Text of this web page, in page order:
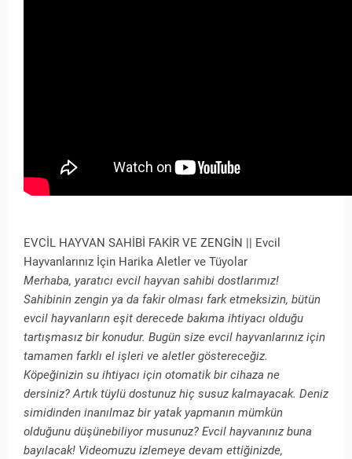
EVCİL HAYVAN SAHİBİ FAKİR VE ZENGİN || Evcil
Hayvanlarınız İçin Harika Aletler ve Tüyolar
Merhaba, yaratıcı evcil hayvan sahibi dostlarımız!
Sahibinin zengin ya da fakir olması fark etmeksizin, bütün
evcil hayvanların eşit derecede bakıma ihtiyacı olduğu
tartışmasız bir konudur. Bugün size evcil hayvanlarınız için
tamamen farklı el işleri ve aletler göstereceğiz.
Köpeğinizin su ihtiyacı için otomatik bir cihaza ne
dersiniz? Artık tüylü dostunuz hiç susuz kalmayacak. Deniz
simidinden inanılmaz bir yatak yapmanın mümkün
olduğunu düşünebiliyor musunuz? Evcil hayvanınız buna
bayılacak! Videomuzu izlemeye devam ettiğinizde,